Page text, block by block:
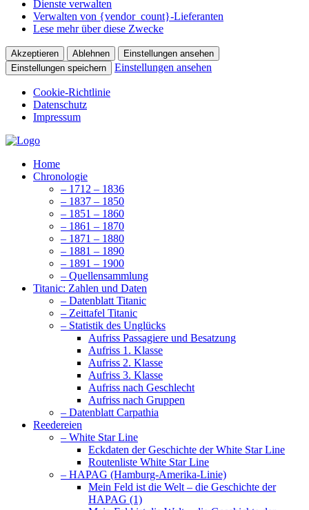
Dienste verwalten
Verwalten von {vendor_count}-Lieferanten
Lese mehr über diese Zwecke
Akzeptieren Ablehnen
Einstellungen ansehen
Einstellungen speichern
Einstellungen ansehen
Cookie-Richtlinie
Datenschutz
Impressum
Home
Chronologie
– 1712 – 1836
– 1837 – 1850
– 1851 – 1860
– 1861 – 1870
– 1871 – 1880
– 1881 – 1890
– 1891 – 1900
– Quellensammlung
Titanic: Zahlen und Daten
– Datenblatt Titanic
– Zeittafel Titanic
– Statistik des Unglücks
Aufriss Passagiere und Besatzung
Aufriss 1. Klasse
Aufriss 2. Klasse
Aufriss 3. Klasse
Aufriss nach Geschlecht
Aufriss nach Gruppen
– Datenblatt Carpathia
Reedereien
– White Star Line
Eckdaten der Geschichte der White Star Line
Routenliste White Star Line
– HAPAG (Hamburg-Amerika-Linie)
Mein Feld ist die Welt – die Geschichte der
HAPAG (1)